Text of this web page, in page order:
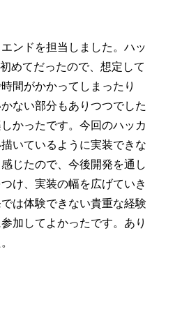
ンドを担当しました。ハッ
めてだったので、想定して
間がかかってしまったり
ない部分もありつつでした
かったです。今回のハッカ
いているように実装できな
じたので、今後開発を通し
け、実装の幅を広げていき
は体験できない貴重な経験
加してよかったです。あり